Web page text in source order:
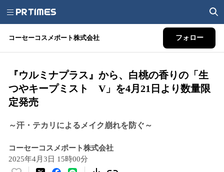
コーセーコスメポート株式会社 フォロー
『ウルミナプラス』から、白桃の香りの「生
つやキープミスト V」を4月21日より数量限
定発売
～汗・テカリによるメイク崩れを防ぐ～
コーセーコスメポート株式会社
2025年4月3日 15時00分